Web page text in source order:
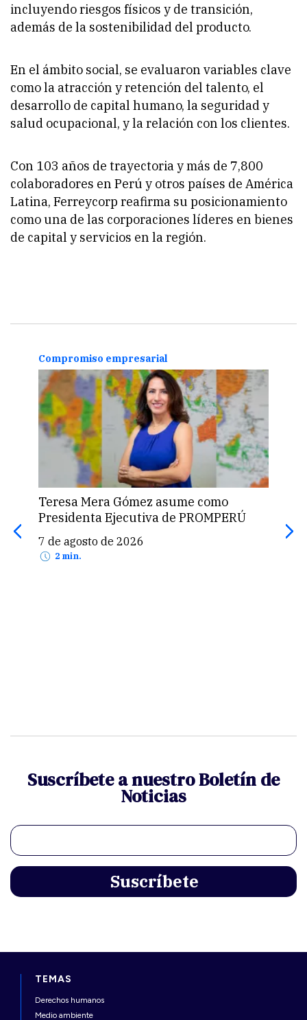
incluyendo riesgos físicos y de transición,
además de la sostenibilidad del producto.
En el ámbito social, se evaluaron variables clave
como la atracción y retención del talento, el
desarrollo de capital humano, la seguridad y
salud ocupacional, y la relación con los clientes.
Con 103 años de trayectoria y más de 7,800
colaboradores en Perú y otros países de América
Latina, Ferreycorp reafirma su posicionamiento
como una de las corporaciones líderes en bienes
de capital y servicios en la región.
Compromiso empresarial
Teresa Mera Gómez asume como
Presidenta Ejecutiva de PROMPERÚ
7 de agosto de 2026
2 min.
Suscríbete a nuestro Boletín de
Noticias
TEMAS
Derechos humanos
Medio ambiente